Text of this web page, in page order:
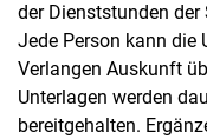
der Dienststunden
Jede Person kann die
Verlangen Auskunft
Unterlagen werden
bereitgehalten.